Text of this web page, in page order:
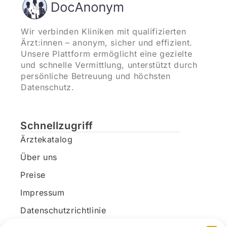
Wir verbinden Kliniken mit qualifizierten
Ärzt:innen – anonym, sicher und effizient.
Unsere Plattform ermöglicht eine gezielte
und schnelle Vermittlung, unterstützt durch
persönliche Betreuung und höchsten
Datenschutz.
Schnellzugriff
Ärztekatalog
Über uns
Preise
Impressum
Datenschutzrichtlinie